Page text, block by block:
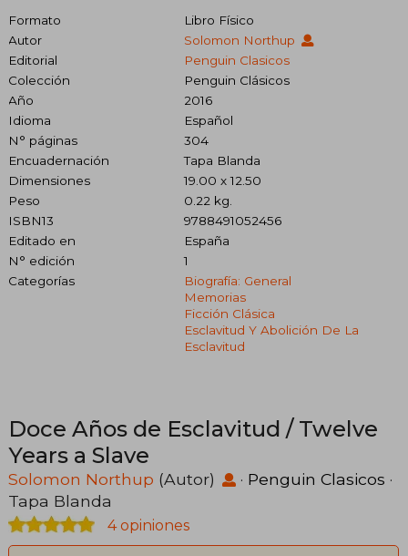
Formato
Libro Físico
Autor
Solomon Northup
Editorial
Penguin Clasicos
Colección
Penguin Clásicos
Año
2016
Idioma
Español
N° páginas
304
Encuadernación
Tapa Blanda
Dimensiones
19.00 x 12.50
Peso
0.22 kg.
ISBN13
9788491052456
Editado en
España
N° edición
1
Categorías
Biografía: General
Memorias
Ficción Clásica
Esclavitud Y Abolición De La
Esclavitud
Doce Años de Esclavitud / Twelve
Years a Slave
Solomon Northup (Autor) · Penguin Clasicos ·
Tapa Blanda
4 opiniones